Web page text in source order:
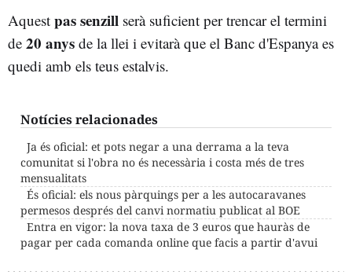
Aquest pas senzill serà suficient per trencar el termini
de 20 anys de la llei i evitarà que el Banc d'Espanya es
quedi amb els teus estalvis.
Notícies relacionades
Ja és oficial: et pots negar a una derrama a la teva
comunitat si l'obra no és necessària i costa més de tres
mensualitats
És oficial: els nous pàrquings per a les autocaravanes
permesos després del canvi normatiu publicat al BOE
Entra en vigor: la nova taxa de 3 euros que hauràs de
pagar per cada comanda online que facis a partir d'avui